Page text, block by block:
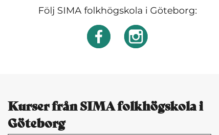
Följ SIMA folkhögskola i Göteborg:
Kurser från SIMA folkhögskola i
Göteborg